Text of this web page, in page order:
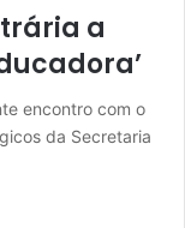
a
encontro com o
da Secretaria